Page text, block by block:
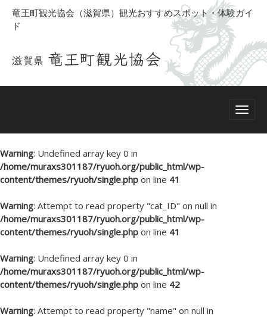
竜王町観光協会（滋賀県）観光おすすめスポット・体験ガイ
ド
Warning: Undefined array key 0 in
/home/muraxs301187/ryuoh.org/public_html/wp-
content/themes/ryuoh/single.php on line 41
Warning: Attempt to read property "cat_ID" on null in
/home/muraxs301187/ryuoh.org/public_html/wp-
content/themes/ryuoh/single.php on line 41
Warning: Undefined array key 0 in
/home/muraxs301187/ryuoh.org/public_html/wp-
content/themes/ryuoh/single.php on line 42
Warning: Attempt to read property "name" on null in